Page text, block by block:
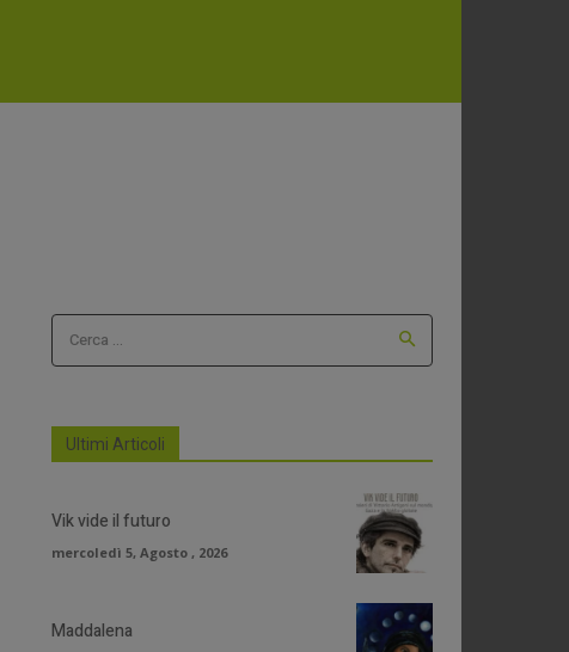
Cerca ...
Ultimi Articoli
Vik vide il futuro
mercoledì 5, Agosto , 2026
Maddalena